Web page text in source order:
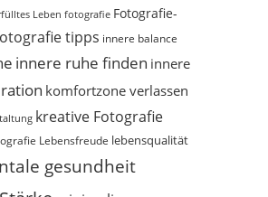
Leben fotografie Fotografie-
tipps innere balance
innere ruhe finden innere
komfortzone verlassen
kreative Fotografie
Lebensfreude lebensqualität
gesundheit